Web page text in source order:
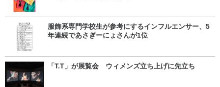
服飾系専門学校生が参考にするインフルエンサー、5
年連続であさぎーにょさんが1位
「T.T」が展覧会 ウィメンズ立ち上げに先立ち